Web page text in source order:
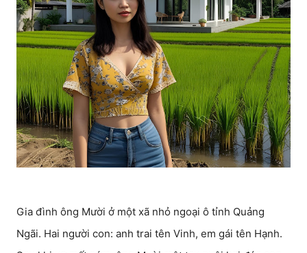
Gia đình ông Mười ở một xã nhỏ ngoại ô tỉnh Quảng
Ngãi. Hai người con: anh trai tên Vinh, em gái tên Hạnh.